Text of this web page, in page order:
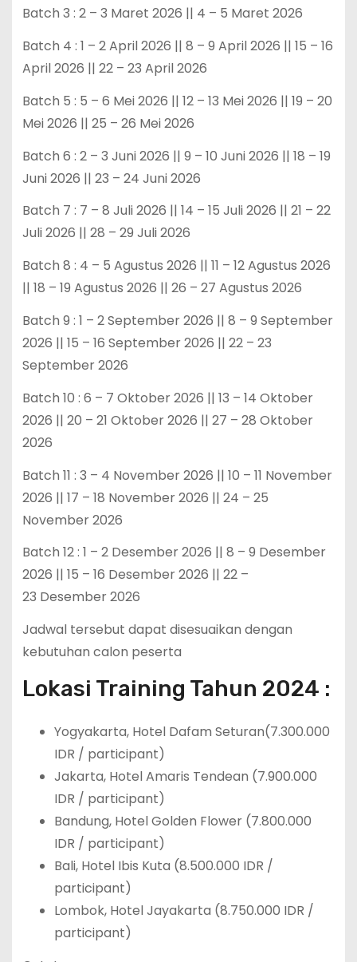
Batch 3 : 2 – 3 Maret 2026 || 4 – 5 Maret 2026
Batch 4 : 1 – 2 April 2026 || 8 – 9 April 2026 || 15 – 16
April 2026 || 22 – 23 April 2026
Batch 5 : 5 – 6 Mei 2026 || 12 – 13 Mei 2026 || 19 – 20
Mei 2026 || 25 – 26 Mei 2026
Batch 6 : 2 – 3 Juni 2026 || 9 – 10 Juni 2026 || 18 – 19
Juni 2026 || 23 – 24 Juni 2026
Batch 7 : 7 – 8 Juli 2026 || 14 – 15 Juli 2026 || 21 – 22
Juli 2026 || 28 – 29 Juli 2026
Batch 8 : 4 – 5 Agustus 2026 || 11 – 12 Agustus 2026
|| 18 – 19 Agustus 2026 || 26 – 27 Agustus 2026
Batch 9 : 1 – 2 September 2026 || 8 – 9 September
2026 || 15 – 16 September 2026 || 22 – 23
September 2026
Batch 10 : 6 – 7 Oktober 2026 || 13 – 14 Oktober
2026 || 20 – 21 Oktober 2026 || 27 – 28 Oktober
2026
Batch 11 : 3 – 4 November 2026 || 10 – 11 November
2026 || 17 – 18 November 2026 || 24 – 25
November 2026
Batch 12 : 1 – 2 Desember 2026 || 8 – 9 Desember
2026 || 15 – 16 Desember 2026 || 22 –
23 Desember 2026
Jadwal tersebut dapat disesuaikan dengan
kebutuhan calon peserta
Lokasi Training Tahun 2024 :
Yogyakarta, Hotel Dafam Seturan(7.300.000
IDR / participant)
Jakarta, Hotel Amaris Tendean (7.900.000
IDR / participant)
Bandung, Hotel Golden Flower (7.800.000
IDR / participant)
Bali, Hotel Ibis Kuta (8.500.000 IDR /
participant)
Lombok, Hotel Jayakarta (8.750.000 IDR /
participant)